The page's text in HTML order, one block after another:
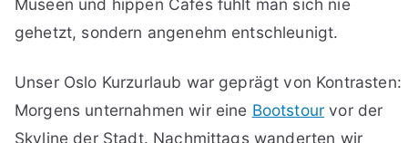
Museen und hippen Cafés fühlt man sich nie
gehetzt, sondern angenehm entschleunigt.
Unser Oslo Kurzurlaub war geprägt von Kontrasten:
Morgens unternahmen wir eine Bootstour vor der
Skyline der Stadt. Nachmittags wanderten wir